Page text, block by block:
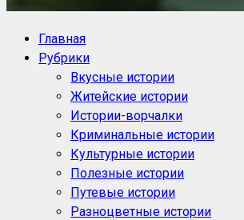
Блог историй NoorySan
Главная
Рубрики
Вкусные истории
Житейские истории
Истории-ворчалки
Криминальные истории
Культурные истории
Полезные истории
Путевые истории
Разноцветные истории